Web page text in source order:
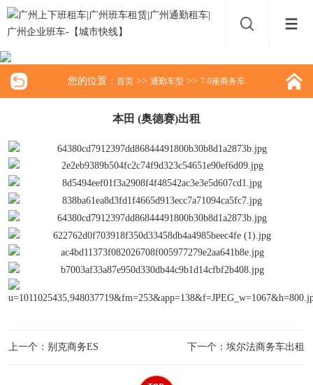
您的位置： 首页 >> 通勤车型 >> 7-9座商务车
本田 (奥德赛)出租
上一个：别克商务ES 下一个：埃尔法商务车出租